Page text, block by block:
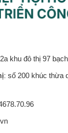
khu đô thị 97
số 200 khúc thừa